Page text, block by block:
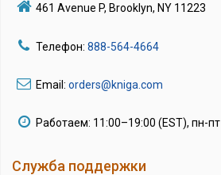
461 Avenue P, Brooklyn, NY 11223
Телефон: 888-564-4664
Email: orders@kniga.com
Работаем: 11:00–19:00 (EST), пн-пт
Служба поддержки